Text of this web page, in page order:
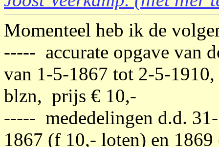
Momenteel heb ik de
----- accurate opgave van
van 1-5-1867 tot 2-5-
blzn, prijs € 10,-
----- mededelingen d.d.
1867 (f 10,- loten) en